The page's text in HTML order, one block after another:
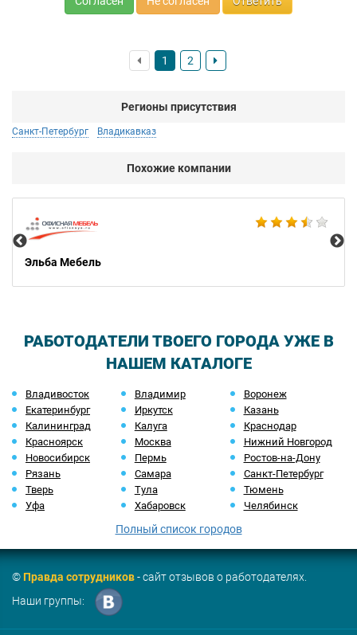
1 2
Регионы присутствия
Санкт-Петербург Владикавказ
Похожие компании
Эльба Мебель
РАБОТОДАТЕЛИ ТВОЕГО ГОРОДА УЖЕ В
НАШЕМ КАТАЛОГЕ
Владивосток Владимир
Воронеж
Екатеринбург
Иркутск
Казань
Калининград
Калуга
Краснодар
Красноярск
Москва
Нижний Новгород
Новосибирск
Пермь
Ростов-на-Дону
Рязань
Самара
Санкт-Петербург
Тверь
Тула
Тюмень
Уфа
Хабаровск Челябинск
Полный список городов
©Правда сотрудников- сайт отзывов о работодателях.
Наши группы: